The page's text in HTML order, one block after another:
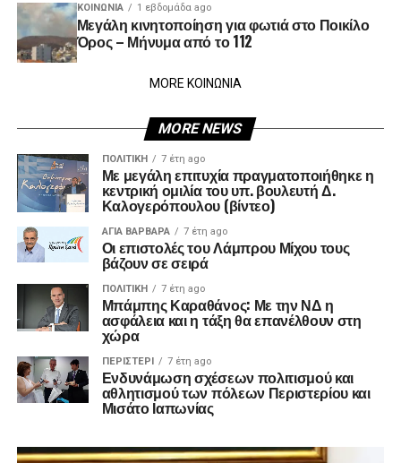
ΚΟΙΝΩΝΊΑ 1 εβδομάδα ago
Μεγάλη κινητοποίηση για φωτιά στο Ποικίλο
Όρος – Μήνυμα από το 112
MORE ΚΟΙΝΩΝΙΑ
MORE NEWS
ΠΟΛΙΤΙΚΉ 7 έτη ago
Με μεγάλη επιτυχία πραγματοποιήθηκε η
κεντρική ομιλία του υπ. βουλευτή Δ.
Καλογερόπουλου (βίντεο)
ΑΓΙΑ ΒΑΡΒΑΡΑ 7 έτη ago
Οι επιστολές του Λάμπρου Μίχου τους
βάζουν σε σειρά
ΠΟΛΙΤΙΚΉ 7 έτη ago
Μπάμπης Καραθάνος: Με την ΝΔ η
ασφάλεια και η τάξη θα επανέλθουν στη
χώρα
ΠΕΡΙΣΤΕΡΙ 7 έτη ago
Ενδυνάμωση σχέσεων πολιτισμού και
αθλητισμού των πόλεων Περιστερίου και
Μισάτο Ιαπωνίας